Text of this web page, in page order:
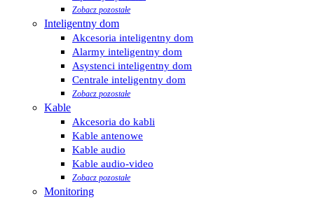
Zobacz pozostałe
Inteligentny dom
Akcesoria inteligentny dom
Alarmy inteligentny dom
Asystenci inteligentny dom
Centrale inteligentny dom
Zobacz pozostałe
Kable
Akcesoria do kabli
Kable antenowe
Kable audio
Kable audio-video
Zobacz pozostałe
Monitoring